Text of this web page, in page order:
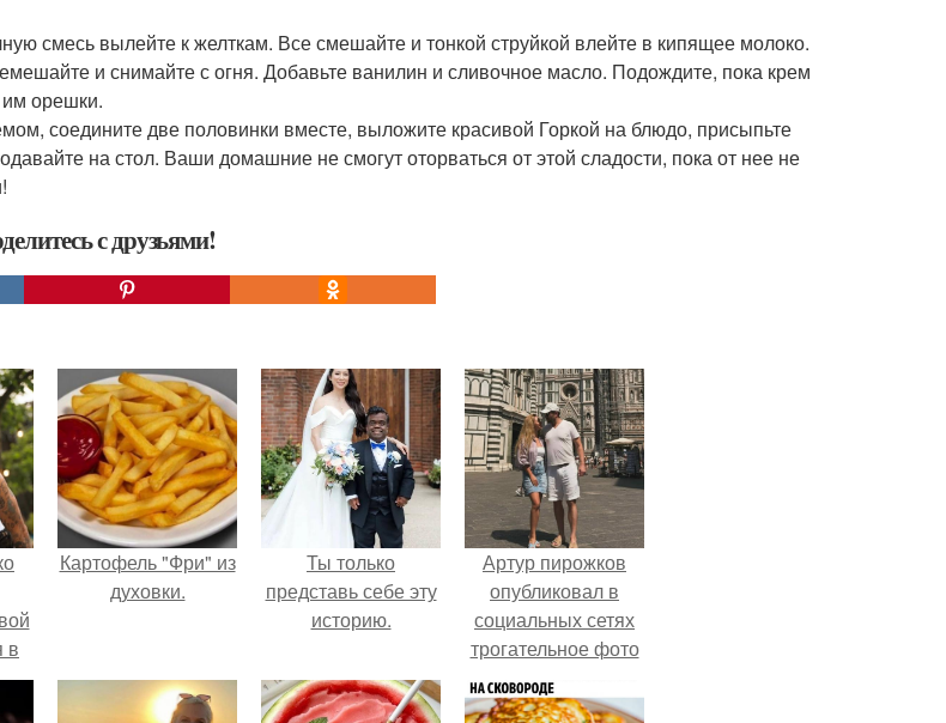
смесь вылейте к желткам. Все смешайте и тонкой струйкой влейте в кипящее молоко.
и снимайте с огня. Добавьте ванилин и сливочное масло. Подождите, пока крем
им орешки.
соедините две половинки вместе, выложите красивой Горкой на блюдо, присыпьте
на стол. Ваши домашние не смогут оторваться от этой сладости, пока от нее не
с друзьями!
в
Картофель "Фри" из
духовки.
Ты только
представь себе эту
историю.
Артур пирожков
опубликовал в
социальных сетях
трогательное фото
с супругой
Анжеликой,